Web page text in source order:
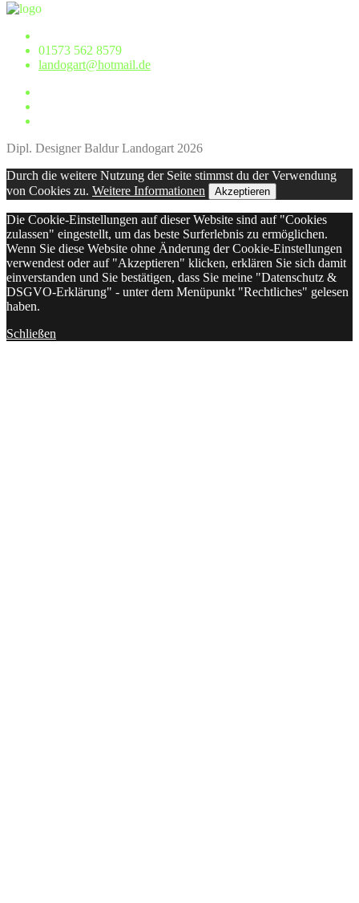
01573 562 8579
landogart@hotmail.de
Dipl. Designer Baldur Landogart 2026
Durch die weitere Nutzung der Seite stimmst du der Verwendung
von Cookies zu. Weitere Informationen Akzeptieren
Die Cookie-Einstellungen auf dieser Website sind auf "Cookies
zulassen" eingestellt, um das beste Surferlebnis zu ermöglichen.
Wenn Sie diese Website ohne Änderung der Cookie-Einstellungen
verwendest oder auf "Akzeptieren" klicken, erklären Sie sich damit
einverstanden und Sie bestätigen, dass Sie meine "Datenschutz &
DSGVO-Erklärung" - unter dem Menüpunkt "Rechtliches" gelesen
haben.
Schließen